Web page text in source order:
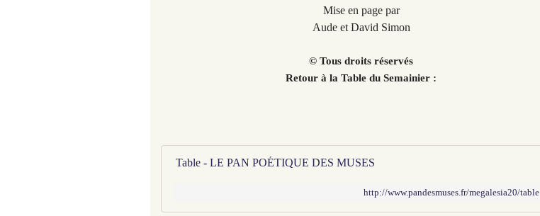
Mise en page par
Aude et David Simon
© Tous droits réservés
Retour à la Table du Semainier :
Table - LE PAN POÉTIQUE DES MUSES
http://www.pandesmuses.fr/megalesia20/table